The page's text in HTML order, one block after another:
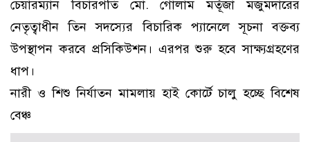
চেয়ারম্যান বিচারপতি মো. গোলাম মর্তূজা মজুমদারের
নেতৃত্বাধীন তিন সদস্যের বিচারিক প্যানেলে সূচনা বক্তব্য
উপস্থাপন করবে প্রসিকিউশন। এরপর শুরু হবে সাক্ষ্যগ্রহণের
ধাপ।
নারী ও শিশু নির্যাতন মামলায় হাই কোর্টে চালু হচ্ছে বিশেষ
বেঞ্চ